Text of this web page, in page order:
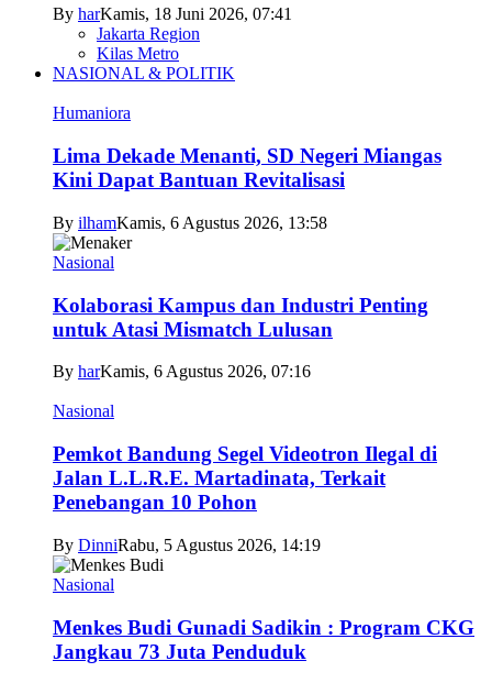
By harKamis, 18 Juni 2026, 07:41
Jakarta Region
Kilas Metro
NASIONAL & POLITIK
Humaniora
Lima Dekade Menanti, SD Negeri Miangas
Kini Dapat Bantuan Revitalisasi
By ilhamKamis, 6 Agustus 2026, 13:58
Nasional
Kolaborasi Kampus dan Industri Penting
untuk Atasi Mismatch Lulusan
By harKamis, 6 Agustus 2026, 07:16
Nasional
Pemkot Bandung Segel Videotron Ilegal di
Jalan L.L.R.E. Martadinata, Terkait
Penebangan 10 Pohon
By DinniRabu, 5 Agustus 2026, 14:19
Nasional
Menkes Budi Gunadi Sadikin : Program CKG
Jangkau 73 Juta Penduduk